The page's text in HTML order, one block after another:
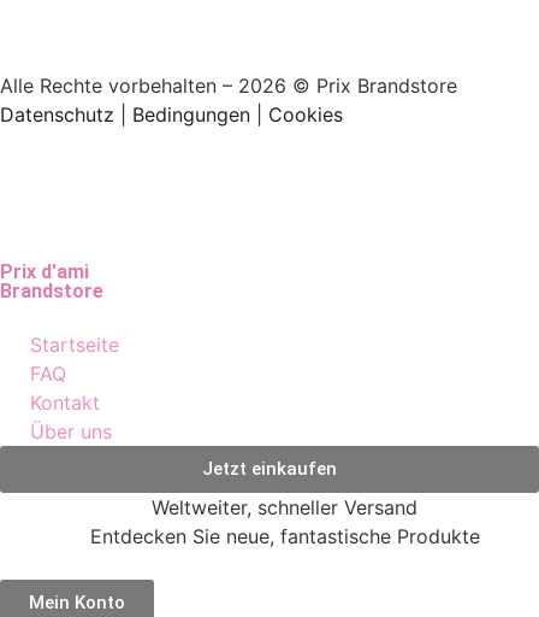
Alle Rechte vorbehalten – 2026 © Prix Brandstore
Datenschutz
Bedingungen Cookies
Prix d'ami
Brandstore
Startseite
FAQ
Kontakt
Über uns
Jetzt einkaufen
Weltweiter, schneller Versand
Entdecken Sie neue, fantastische Produkte
Mein Konto